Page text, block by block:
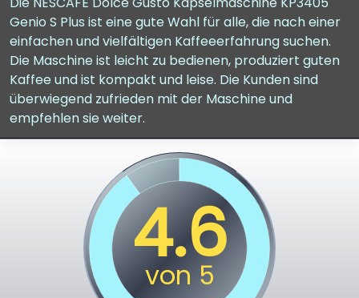
Genio S Plus ist eine gute Wahl für alle, die nach einer
einfachen und vielfältigen Kaffeeerfahrung suchen.
Die Maschine ist leicht zu bedienen, produziert guten
Kaffee und ist kompakt und leise. Die Kunden sind
überwiegend zufrieden mit der Maschine und
empfehlen sie weiter.